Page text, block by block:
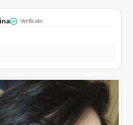
Verificato